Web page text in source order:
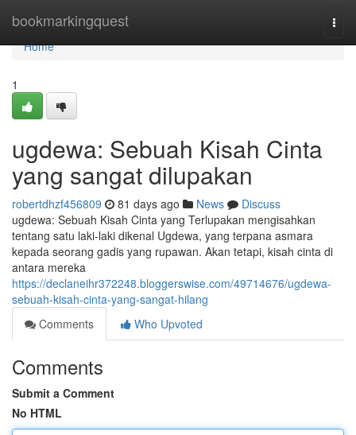
bookmarkingquest
Home
Home
1
ugdewa: Sebuah Kisah Cinta
yang sangat dilupakan
robertdhzf456809 81 days ago News
Discuss
ugdewa: Sebuah Kisah Cinta yang Terlupakan mengisahkan
tentang satu laki-laki dikenal Ugdewa, yang terpana asmara
kepada seorang gadis yang rupawan. Akan tetapi, kisah cinta di
antara mereka
https://declaneihr372248.bloggerswise.com/49714676/ugdewa-
sebuah-kisah-cinta-yang-sangat-hilang
Comments
Who Upvoted
Comments
Submit a Comment
No HTML